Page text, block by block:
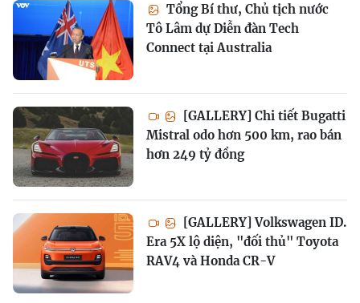
Tổng Bí thư, Chủ tịch nước
Tô Lâm dự Diễn đàn Tech
Connect tại Australia
[GALLERY] Chi tiết Bugatti
Mistral odo hơn 500 km, rao bán
hơn 249 tỷ đồng
[GALLERY] Volkswagen ID.
Era 5X lộ diện, "đối thủ" Toyota
RAV4 và Honda CR-V